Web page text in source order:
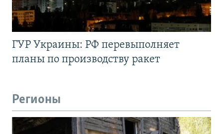
ГУР Украины: РФ перевыполняет
планы по производству ракет
Регионы